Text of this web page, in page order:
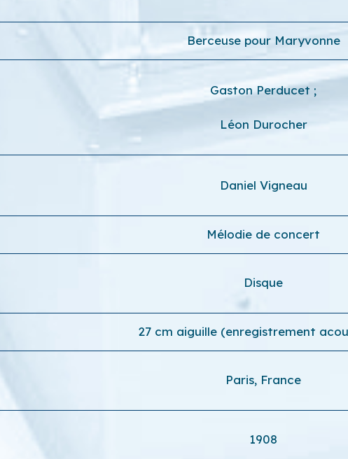
Berceuse pour Maryvonne
Gaston Perducet ;
Léon Durocher
Daniel Vigneau
Mélodie de concert
Disque
27 cm aiguille (enregistrement
Paris, France
1908